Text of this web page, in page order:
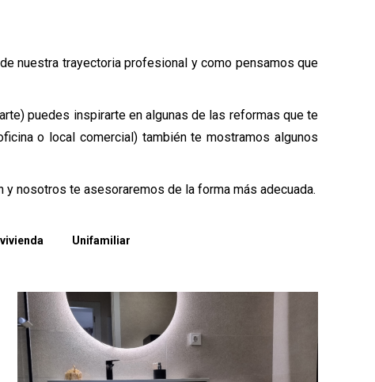
nuestra trayectoria profesional y como pensamos que
puedes inspirarte en algunas de las reformas que te
o local comercial) también te mostramos algunos
nosotros te asesoraremos de la forma más adecuada.
Unifamiliar